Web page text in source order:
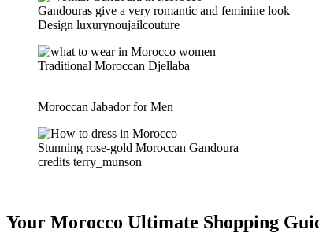
Gandouras give a very romantic and feminine look
Design luxurynoujailcouture
Traditional Moroccan Djellaba
Moroccan Jabador for Men
Stunning rose-gold Moroccan Gandoura
credits terry_munson
Your Morocco Ultimate Shopping